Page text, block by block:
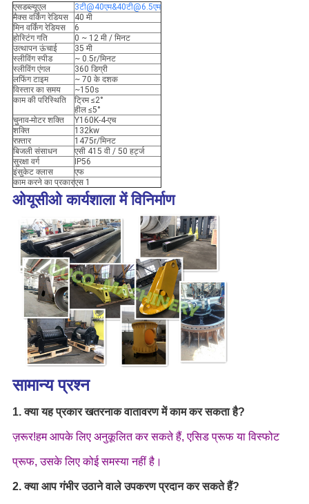
एसडब्ल्यूएल
3टी@40एम&40टी@6.5एम
मैक्स वर्किंग रेडियस
40 मी
मिन वर्किंग रेडियस
6
होस्टिंग गति
0 ~ 12 मी / मिनट
उत्थापन ऊंचाई
35 मी
स्लीविंग स्पीड
~ 0.5r/मिनट
स्लीविंग एंगल
360 डिग्री
लफिंग टाइम
~ 70 के दशक
विस्तार का समय
~150s
काम की परिस्थिति
ट्रिम ≤2°
हील ≤5°
चुनाव-मोटर शक्ति
Y160K-4-एच
शक्ति
132kw
रफ़्तार
1475r/मिनट
बिजली संसाधन
एसी 415 वी / 50 हर्ट्ज
सुरक्षा वर्ग
IP56
इंसुकेट क्लास
एफ
काम करने का प्रकारएस 1
ओयूसीओ कार्यशाला में विनिर्माण
सामान्य प्रश्न
1. क्या यह प्रकार खतरनाक वातावरण में काम कर सकता है?
ज़रूर!हम आपके लिए अनुकूलित कर सकते हैं, एसिड प्रूफ या विस्फोट
प्रूफ, उसके लिए कोई समस्या नहीं है।
2. क्या आप गंभीर उठाने वाले उपकरण प्रदान कर सकते हैं?